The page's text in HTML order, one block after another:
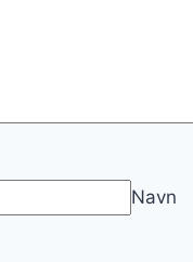
Navn